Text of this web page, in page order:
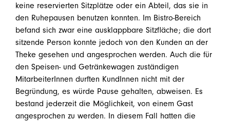
keine reservierten Sitzplätze oder ein Abteil, das sie in
den Ruhepausen benutzen konnten. Im Bistro-Bereich
befand sich zwar eine ausklappbare Sitzfläche; die dort
sitzende Person konnte jedoch von den Kunden an der
Theke gesehen und angesprochen werden. Auch die für
den Speisen- und Getränkewagen zuständigen
MitarbeiterInnen durften KundInnen nicht mit der
Begründung, es würde Pause gehalten, abweisen. Es
bestand jederzeit die Möglichkeit, von einem Gast
angesprochen zu werden. In diesem Fall hatten die